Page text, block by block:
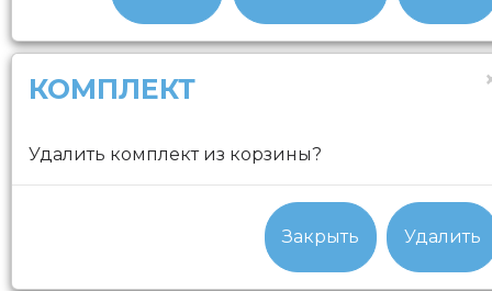
КОМПЛЕКТ
Удалить комплект из корзины?
Закрыть Удалить